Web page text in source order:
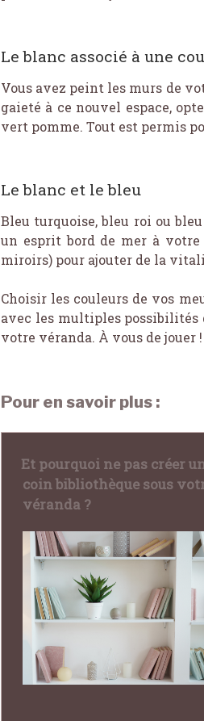
Le blanc associé à une
Vous avez peint les murs de
gaieté à ce nouvel espace,
vert pomme. Tout est permis
Le blanc et le bleu
Bleu turquoise, bleu roi ou
un esprit bord de mer à votre
miroirs) pour ajouter de la
Choisir les couleurs de vos
avec les multiples possibilités
votre véranda. À vous de jouer !
Pour en savoir plus :
Et pourquoi ne pas créer
coin bibliothèque sous
véranda ?